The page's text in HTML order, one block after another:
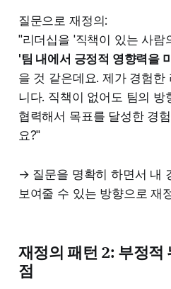
질문으로 재정의:
"리더십을 '직책이 있는 사람
'팀 내에서 긍정적 영향력을
을 것 같은데요. 제가 경험
니다. 직책이 없어도 팀의
협력해서 목표를 달성한 경
요?"
→ 질문을 명확히 하면서 내
보여줄 수 있는 방향으로 재
재정의 패턴 2: 부정
점